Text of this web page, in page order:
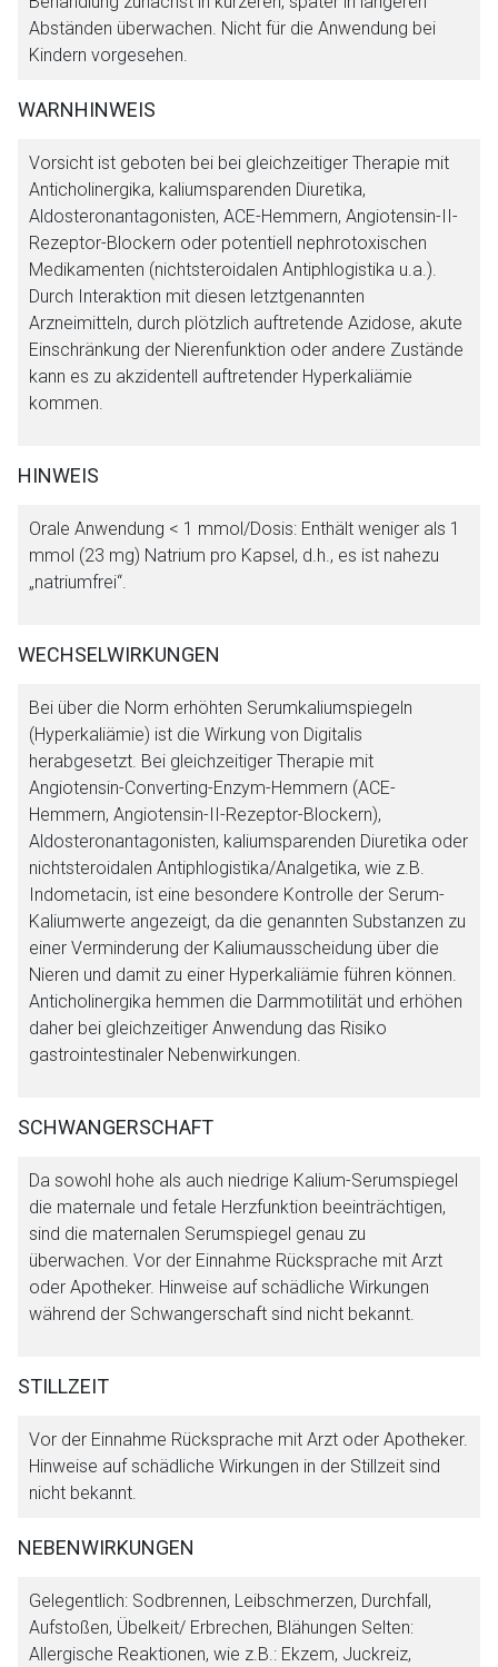
Abständen überwachen. Nicht für die Anwendung bei
Kindern vorgesehen.
WARNHINWEIS
Vorsicht ist geboten bei bei gleichzeitiger Therapie mit
Anticholinergika, kaliumsparenden Diuretika,
Aldosteronantagonisten, ACE-Hemmern, Angiotensin-II-
Rezeptor-Blockern oder potentiell nephrotoxischen
Medikamenten (nichtsteroidalen Antiphlogistika u.a.).
Durch Interaktion mit diesen letztgenannten
Arzneimitteln, durch plötzlich auftretende Azidose, akute
Einschränkung der Nierenfunktion oder andere Zustände
kann es zu akzidentell auftretender Hyperkaliämie
kommen.
HINWEIS
Orale Anwendung < 1 mmol/Dosis: Enthält weniger als 1
mmol (23 mg) Natrium pro Kapsel, d.h., es ist nahezu
„natriumfrei“.
WECHSELWIRKUNGEN
Bei über die Norm erhöhten Serumkaliumspiegeln
(Hyperkaliämie) ist die Wirkung von Digitalis
herabgesetzt. Bei gleichzeitiger Therapie mit
Angiotensin-Converting-Enzym-Hemmern (ACE-
Hemmern, Angiotensin-II-Rezeptor-Blockern),
Aldosteronantagonisten, kaliumsparenden Diuretika oder
nichtsteroidalen Antiphlogistika/Analgetika, wie z.B.
Indometacin, ist eine besondere Kontrolle der Serum-
Kaliumwerte angezeigt, da die genannten Substanzen zu
einer Verminderung der Kaliumausscheidung über die
Nieren und damit zu einer Hyperkaliämie führen können.
Anticholinergika hemmen die Darmmotilität und erhöhen
daher bei gleichzeitiger Anwendung das Risiko
gastrointestinaler Nebenwirkungen.
SCHWANGERSCHAFT
Da sowohl hohe als auch niedrige Kalium-Serumspiegel
die maternale und fetale Herzfunktion beeinträchtigen,
sind die maternalen Serumspiegel genau zu
überwachen. Vor der Einnahme Rücksprache mit Arzt
oder Apotheker. Hinweise auf schädliche Wirkungen
während der Schwangerschaft sind nicht bekannt.
STILLZEIT
Vor der Einnahme Rücksprache mit Arzt oder Apotheker.
Hinweise auf schädliche Wirkungen in der Stillzeit sind
nicht bekannt.
NEBENWIRKUNGEN
Gelegentlich: Sodbrennen, Leibschmerzen, Durchfall,
Aufstoßen, Übelkeit/ Erbrechen, Blähungen Selten:
Allergische Reaktionen, wie z.B.: Ekzem, Juckreiz,
Der von Ihnen aufgerufene Link öffnet eine externe Web-
Betreiber verantwortlich. Ebenso gelten dort ggf. andere
Zurück zur rote-liste.de Zur Seite